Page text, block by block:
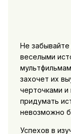
Не
веселыми
захочет их
черточками
придумать
невозможно
Успехов в